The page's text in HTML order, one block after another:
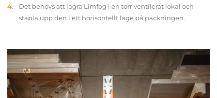
Det behövs att lagra Limfog i en torr ventilerat lokal och
stapla upp den i ett horisontellt läge på packningen.